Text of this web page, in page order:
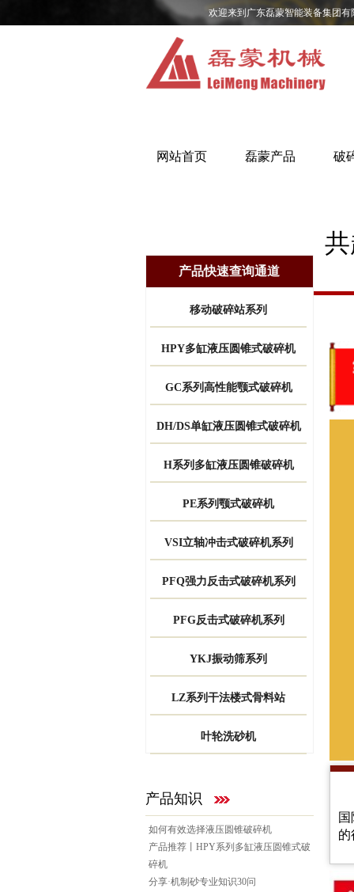
欢迎来到广东磊蒙智能装备集团
网站首页 磊蒙产品 破
产品快速查询通道
移动破碎站系列
HPY多缸液压圆锥式破碎机
GC系列高性能颚式破碎机
DH/DS单缸液压圆锥式破碎机
H系列多缸液压圆锥破碎机
PE系列颚式破碎机
VSI立轴冲击式破碎机系列
PFQ强力反击式破碎机系列
PFG反击式破碎机系列
YKJ振动筛系列
LZ系列干法楼式骨料站
叶轮洗砂机
产品知识
如何有效选择液压圆锥破碎机
产品推荐丨HPY系列多缸液压圆锥式破
碎机
分享·机制砂专业知识30问